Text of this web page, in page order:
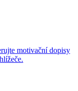
motivační dopisy